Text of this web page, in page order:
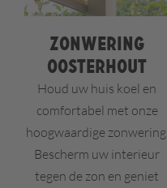
Zonwering
Oosterhout
Houd uw huis koel en
comfortabel met onze
hoogwaardige zonwering.
Bescherm uw interieur
tegen de zon en geniet